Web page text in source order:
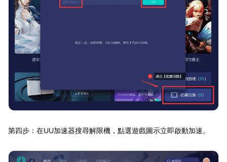
第四步：在UU加速器搜尋解限機，點選遊戲圖示立即啟動加速。